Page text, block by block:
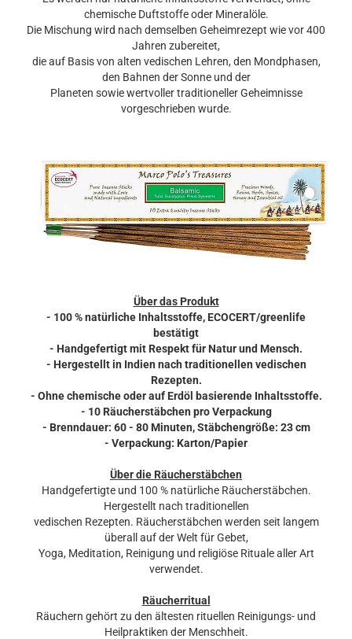
chemische Duftstoffe oder Mineralöle.
Die Mischung wird nach demselben Geheimrezept wie vor 400
Jahren zubereitet,
die auf Basis von alten vedischen Lehren, den Mondphasen,
den Bahnen der Sonne und der
Planeten sowie wertvoller traditioneller Geheimnisse
vorgeschrieben wurde.
Über das Produkt
- 100 % natürliche Inhaltsstoffe, ECOCERT/greenlife
bestätigt
- Handgefertigt mit Respekt für Natur und Mensch.
- Hergestellt in Indien nach traditionellen vedischen
Rezepten.
- Ohne chemische oder auf Erdöl basierende Inhaltsstoffe.
- 10 Räucherstäbchen pro Verpackung
- Brenndauer: 60 - 80 Minuten, Stäbchengröße: 23 cm
- Verpackung: Karton/Papier
Über die Räucherstäbchen
Handgefertigte und 100 % natürliche Räucherstäbchen.
Hergestellt nach traditionellen
vedischen Rezepten. Räucherstäbchen werden seit langem
überall auf der Welt für Gebet,
Yoga, Meditation, Reinigung und religiöse Rituale aller Art
verwendet.
Räucherritual
Räuchern gehört zu den ältesten rituellen Reinigungs- und
Heilpraktiken der Menschheit.